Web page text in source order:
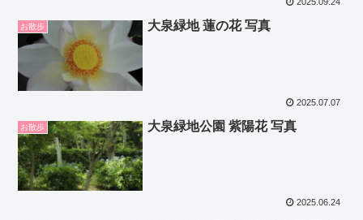
お散歩 大泉緑地 蓮の花 写真
2025.07.07
お散歩 大泉緑地公園 紫陽花 写真
2025.06.24